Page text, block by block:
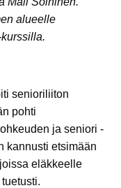
alueelle
senioriliiton
pohti
ja seniori -
kannusti etsimään
eläkkeelle